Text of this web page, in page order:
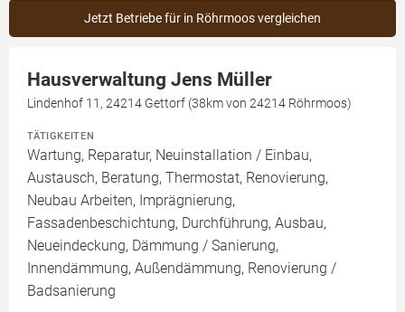
Jetzt Betriebe für in Röhrmoos vergleichen
Hausverwaltung Jens Müller
Lindenhof 11, 24214 Gettorf (38km von 24214 Röhrmoos)
TÄTIGKEITEN
Wartung, Reparatur, Neuinstallation / Einbau,
Austausch, Beratung, Thermostat, Renovierung,
Neubau Arbeiten, Imprägnierung,
Fassadenbeschichtung, Durchführung, Ausbau,
Neueindeckung, Dämmung / Sanierung,
Innendämmung, Außendämmung, Renovierung /
Badsanierung